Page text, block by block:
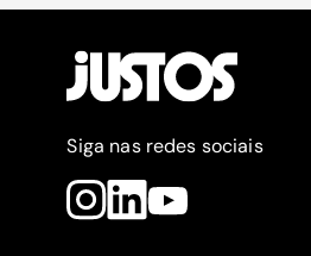
Siga nas redes sociais